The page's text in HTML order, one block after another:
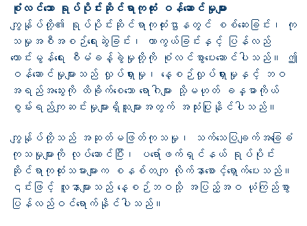
စုံလင်သော ရုပ်ပိုင်းဆိုင်ရာကုထုံး ဝန်ဆောင်မှုများ
ကျွန်ုပ်တို့၏ ရုပ်ပိုင်းဆိုင်ရာကုထုံးဌာနတွင် စစ်ဆေးခြင်း၊ ကု
သမှုအစီအစဉ်ရေးဆွဲခြင်း၊ ကာကွယ်ခြင်းနှင့် ပြန်လည်
ကောင်းမွန်ရေး စီမံခန့်ခွဲမှုတို့ကို စုံလင်စွာပေးဆောင်ပါသည်။ ဤ
ဝန်ဆောင်မှုများသည် လှုပ်ရှားမှု၊ နေ့စဉ်လှုပ်ရှားမှုနှင့် ဘဝ
အရည်အသွေးကို ထိခိုက်စေသော ရောဂါများ သို့မဟုတ် ခန္ဓာကိုယ်
စွမ်းရည်ကျဆင်းမှုများရှိသူများအတွက် အသုံးပြုနိုင်ပါသည်။
ကျွန်ုပ်တို့သည် အဆုတ်မဖြတ်ကုသမှု၊ သက်သေပြချက်အခြေခံ
ကုသမှုများကို လုပ်ဆောင်ပြီး၊ ပရော်ဖက်ရှင်နယ် ရုပ်ပိုင်း
ဆိုင်ရာကုထုံးသမားများက စနစ်တကျ လိုက်နာစောင့်ရှောက်ပေးသည်။
၎င်းဖြင့် လူနာများသည် နေ့စဉ်ဘဝသို့ အပြည့်အဝ ယုံကြည်စွာ
ပြန်လည်ဝင်ရောက်နိုင်ပါသည်။